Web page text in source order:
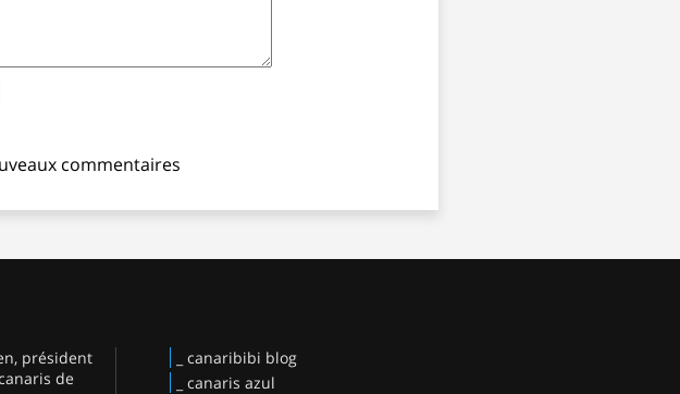
commentaires
président
de
_ canaribibi blog
_ canaris azul